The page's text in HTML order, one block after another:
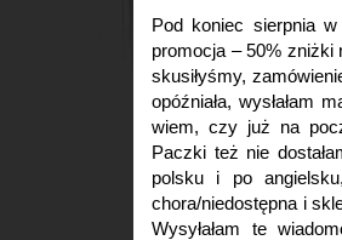
Pod koniec sierpnia
promocja – 50% zniżki
skusiłyśmy,
opóźniała, wysłałam
wiem, czy już na
Paczki też nie
polsku i po
chora/niedostępna i
Wysyłałam te